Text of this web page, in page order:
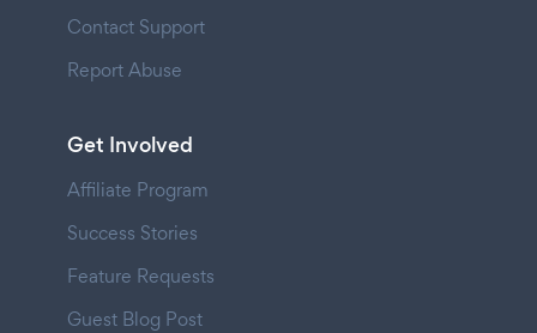
Contact Support
Report Abuse
Get Involved
Affiliate Program
Success Stories
Feature Requests
Guest Blog Post